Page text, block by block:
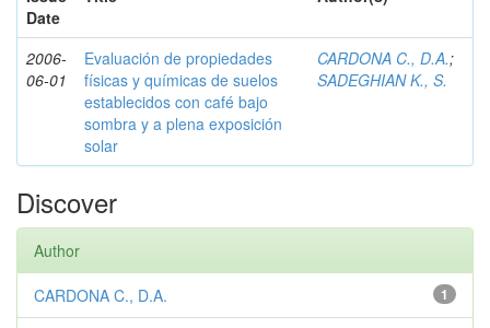
Date
2006-
06-01
Evaluación de propiedades
físicas y químicas de suelos
establecidos con café bajo
sombra y a plena exposición
solar
CARDONA C., D.A.;
SADEGHIAN K., S.
Discover
Author
1
CARDONA C., D.A.